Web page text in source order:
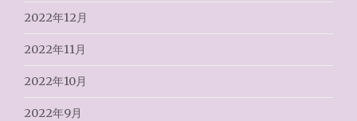
2022年12月
2022年11月
2022年10月
2022年9月